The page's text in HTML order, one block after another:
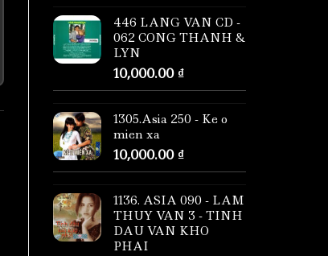
446 LANG VAN CD -
062 CONG THANH &
LYN
10,000.00 ₫
1305.Asia 250 - Ke o
mien xa
10,000.00 ₫
1136. ASIA 090 - LAM
THUY VAN 3 - TINH
DAU VAN KHO
PHAI